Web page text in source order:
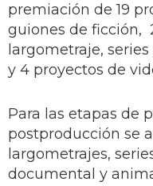
premiación de 19
guiones de ficción,
largometraje,
y 4 proyectos de
Para las etapas de
postproducción se
largometrajes,
documental y